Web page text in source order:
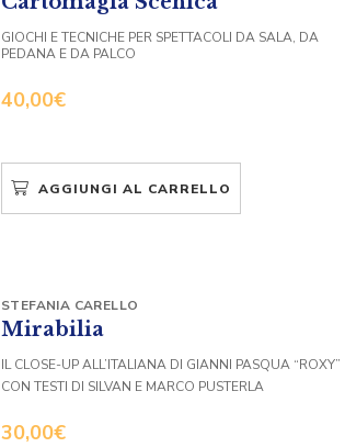
40,00€
GIOCHI E TECNICHE PER SPETTACOLI DA SALA, DA
PEDANA E DA PALCO
AGGIUNGI AL CARRELLO
Mirabilia
30,00€
STEFANIA CARELLO
IL CLOSE-UP ALL’ITALIANA DI GIANNI PASQUA “ROXY”
CON TESTI DI SILVAN E MARCO PUSTERLA